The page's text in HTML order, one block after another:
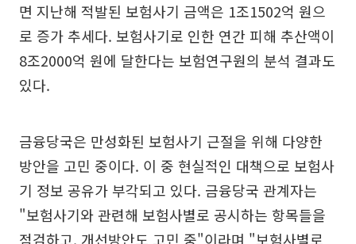
면 지난해 적발된 보험사기 금액은 1조1502억 원으
로 증가 추세다. 보험사기로 인한 연간 피해 추산액이
8조2000억 원에 달한다는 보험연구원의 분석 결과도
있다.
금융당국은 만성화된 보험사기 근절을 위해 다양한
방안을 고민 중이다. 이 중 현실적인 대책으로 보험사
기 정보 공유가 부각되고 있다. 금융당국 관계자는
"보험사기와 관련해 보험사별로 공시하는 항목들을
점검하고, 개선방안도 고민 중"이라며 "보험사별로